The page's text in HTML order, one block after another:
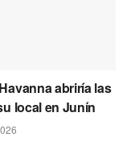
abriría las
local en Junín